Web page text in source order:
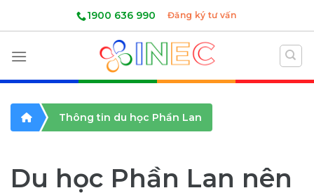
1900 636 990 Đăng ký tư vấn
Thông tin du học Phần Lan
Du học Phần Lan nên